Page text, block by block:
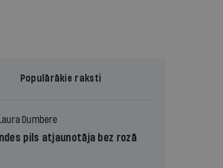
Populārākie raksti
Laura Dumbere
pils atjaunotāja bez rozā